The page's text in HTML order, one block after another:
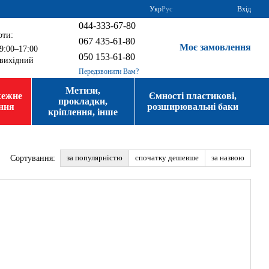
УкрРус Вхід
9:00–17:00
вихідний
044-333-67-80
067 435-61-80
050 153-61-80
Передзвонити Вам?
Моє замовлення
Метизи,
прокладки,
кріплення, інше
Ємності пластикові,
розширювальні баки
Сортування: за популярністю спочатку дешевше за назвою